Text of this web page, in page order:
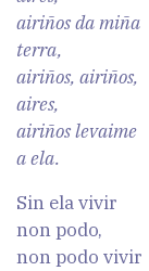
airiños da miña
terra,
airiños, airiños,
aires,
airiños levaime
a ela.
Sin ela vivir
non podo,
non podo vivir